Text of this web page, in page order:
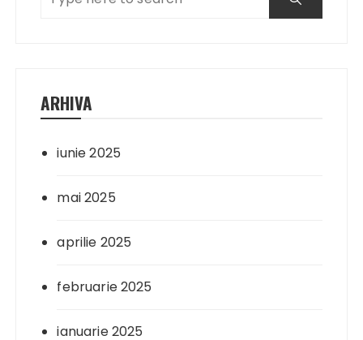
ARHIVA
iunie 2025
mai 2025
aprilie 2025
februarie 2025
ianuarie 2025